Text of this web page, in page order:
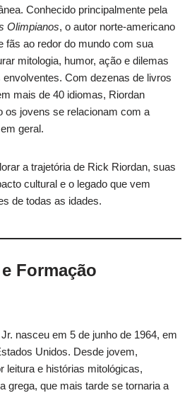
Conhecido principalmente pela
Olimpianos, o autor norte-americano
fãs ao redor do mundo com sua
mitologia, humor, ação e dilemas
Com dezenas de livros
mais de 40 idiomas, Riordan
os jovens se relacionam com a
geral.
a trajetória de Rick Riordan, suas
cultural e o legado que vem
de todas as idades.
Formação
nasceu em 5 de junho de 1964, em
Unidos. Desde jovem,
leitura e histórias mitológicas,
grega, que mais tarde se tornaria a